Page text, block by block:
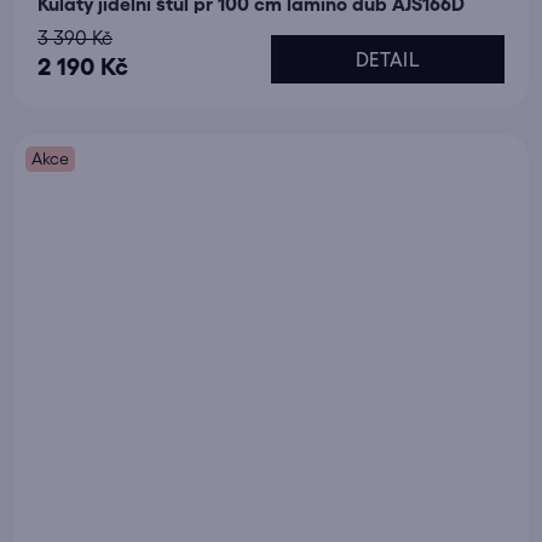
2 190 Kč
3 390 Kč
DETAIL
Akce